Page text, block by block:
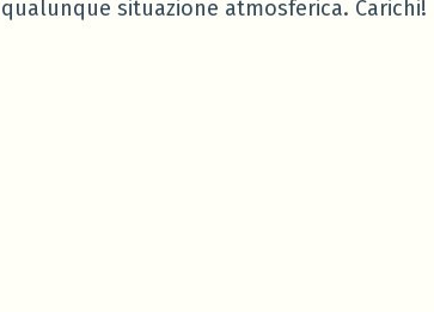
qualunque situazione atmosferica. Carichi!